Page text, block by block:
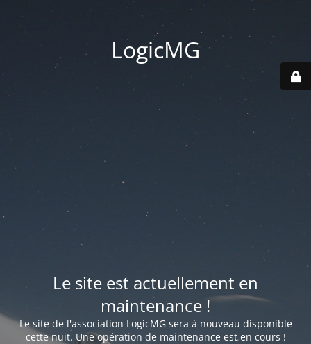
LogicMG
Le site est actuellement en
maintenance !
Le site de l'association LogicMG sera à nouveau disponible
cette nuit. Une opération de maintenance est en cours !